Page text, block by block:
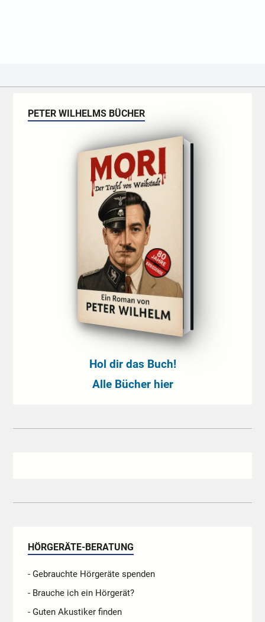
PETER WILHELMS BÜCHER
Hol dir das Buch!
Alle Bücher hier
HÖRGERÄTE-BERATUNG
- Gebrauchte Hörgeräte spenden
- Brauche ich ein Hörgerät?
- Guten Akustiker finden